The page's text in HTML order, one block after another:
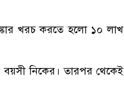
খরচ করতে হলো ১০ লাখ
বয়সী নিকের। তারপর থেকেই